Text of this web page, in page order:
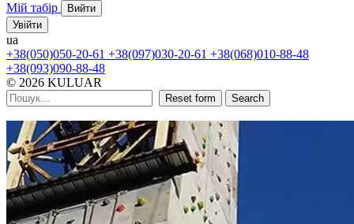
Мій табір
Вийти
Увійти
ua
+38(050)050-20-61 +38(097)030-20-61 +38(068)010-88-48
+38(093)090-88-48
© 2026 KULUAR
Reset form Search